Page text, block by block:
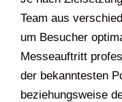
Team aus
um Besucher
Messeauftritt
der bekanntesten
beziehungsweise